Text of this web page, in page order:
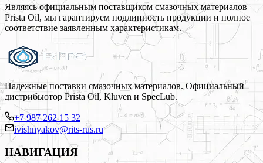
Являясь официальным поставщиком смазочных материалов
Prista Oil, мы гарантируем подлинность продукции и полное
соответствие заявленным характеристикам.
Надежные поставки смазочных материалов. Официальный
дистрибьютор Prista Oil, Kluven и SpecLub.
+7 987 262 15 32
ivishnyakov@rits-rus.ru
НАВИГАЦИЯ